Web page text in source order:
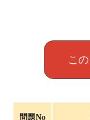
こ
問題No